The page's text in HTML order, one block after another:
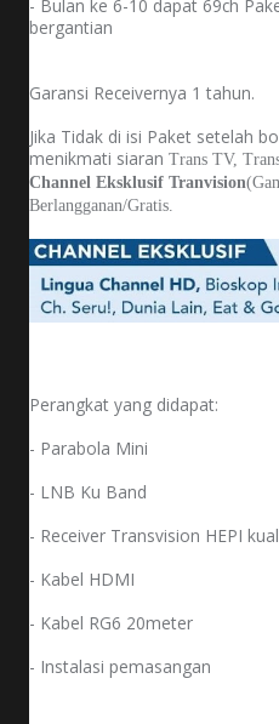
- Bulan ke 6-10 dapat 69ch
bergantian
Garansi Receivernya 1 tahun.
Jika Tidak di isi Paket setelah
menikmati siaran Trans TV,
Channel Eksklusif Tranvision
Berlangganan/Gratis.
Perangkat yang didapat:
- Parabola Mini
- LNB Ku Band
- Receiver Transvision HEPI
- Kabel HDMI
- Kabel RG6 20meter
- Instalasi pemasangan